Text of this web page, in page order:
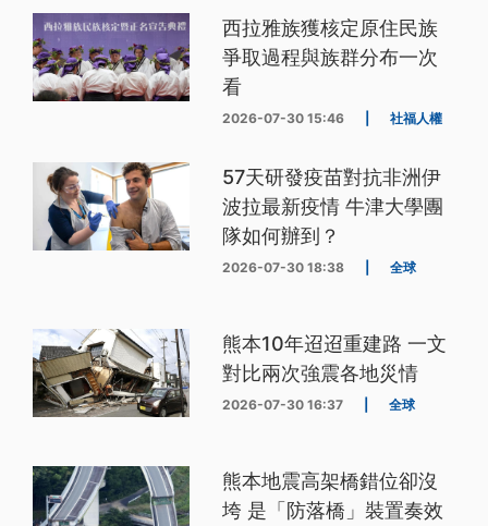
西拉雅族獲核定原住民族
爭取過程與族群分布一次
看
2026-07-30 15:46 社福人權
57天研發疫苗對抗非洲伊
波拉最新疫情 牛津大學團
隊如何辦到？
2026-07-30 18:38 全球
熊本10年迢迢重建路 一文
對比兩次強震各地災情
2026-07-30 16:37 全球
熊本地震高架橋錯位卻沒
垮 是「防落橋」裝置奏效